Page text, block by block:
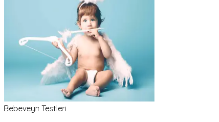
Bebeveyn Testleri